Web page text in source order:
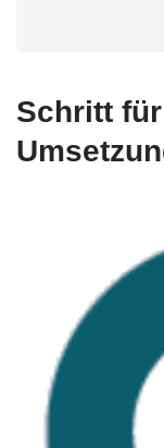
Schritt